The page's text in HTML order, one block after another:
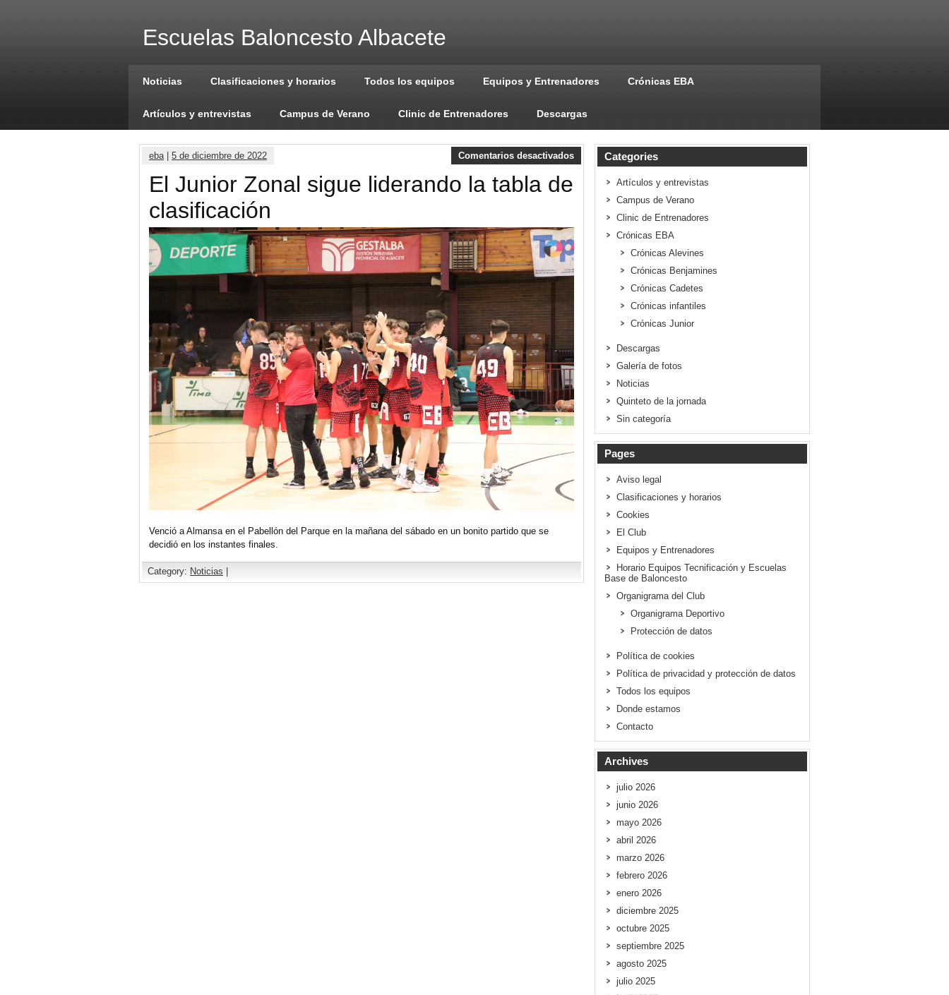
Escuelas Baloncesto Albacete
Noticias Clasificaciones y horarios Todos los equipos Equipos y Entrenadores Crónicas EBA
Artículos y entrevistas Campus de Verano Clinic de Entrenadores Descargas
eba| 5 de diciembre de 2022 Comentarios desactivados
El Junior Zonal sigue liderando la tabla de
clasificación
Venció a Almansa en el Pabellón del Parque en la mañana del sábado en un bonito partido que se
decidió en los instantes finales.
Category: Noticias
Categories
Artículos y entrevistas
Campus de Verano
Clinic de Entrenadores
Crónicas EBA
Crónicas Alevines
Crónicas Benjamines
Crónicas Cadetes
Crónicas infantiles
Crónicas Junior
Descargas
Galería de fotos
Noticias
Quinteto de la jornada
Sin categoría
Pages
Aviso legal
Clasificaciones y horarios
Cookies
El Club
Equipos y Entrenadores
Horario Equipos Tecnificación y Escuelas
Base de Baloncesto
Organigrama del Club
Organigrama Deportivo
Protección de datos
Política de cookies
Política de privacidad y protección de datos
Todos los equipos
Donde estamos
Contacto
Archives
julio 2026
junio 2026
mayo 2026
abril 2026
marzo 2026
febrero 2026
enero 2026
diciembre 2025
octubre 2025
septiembre 2025
agosto 2025
julio 2025